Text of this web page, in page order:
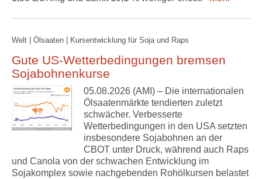
Welt | Ölsaaten | Kursentwicklung für Soja und Raps
Gute US-Wetterbedingungen bremsen
Sojabohnenkurse
05.08.2026 (AMI) – Die internationalen
Ölsaatenmärkte tendierten zuletzt
schwächer. Verbesserte
Wetterbedingungen in den USA setzten
insbesondere Sojabohnen an der
CBOT unter Druck, während auch Raps
und Canola von der schwachen Entwicklung im
Sojakomplex sowie nachgebenden Rohölkursen belastet